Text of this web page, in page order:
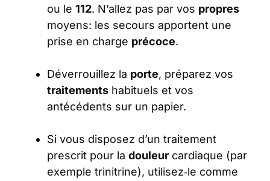
ou le 112. N’allez pas par vos propres
moyens: les secours apportent une
prise en charge précoce.
Déverrouillez la porte, préparez vos
traitements habituels et vos
antécédents sur un papier.
Si vous disposez d’un traitement
prescrit pour la douleur cardiaque (par
exemple trinitrine), utilisez‑le comme